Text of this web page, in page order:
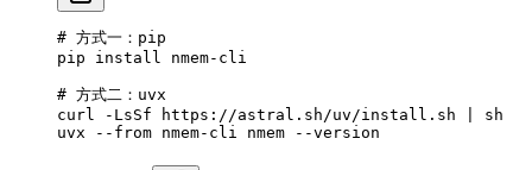
# 方式一：pip
pip install nmem-cli
# 方式二：uvx
curl -LsSf https://astral.sh/uv/install.sh
sh
uvx --from nmem-cli nmem --version